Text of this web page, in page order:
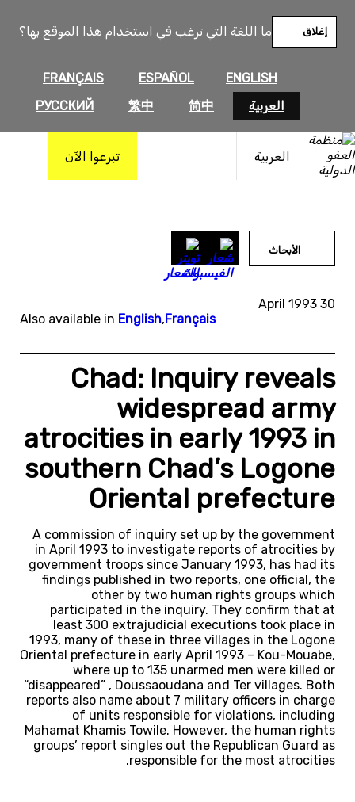
ما اللغة التي ترغب في استخدام هذا الموقع بها؟
ENGLISH
ESPAÑOL
FRANÇAIS
العربية
简中
繁中
РУССКИЙ
إغلاق
العربية تبرعوا الآن
المحتوى
الأبحاث
30 April 1993
Also available in English,Français
Chad: Inquiry reveals
widespread army
atrocities in early 1993 in
southern Chad’s Logone
Oriental prefecture
A commission of inquiry set up by the government
in April 1993 to investigate reports of atrocities by
government troops since January 1993, has had its
findings published in two reports, one official, the
other by two human rights groups which
participated in the inquiry. They confirm that at
least 300 extrajudicial executions took place in
1993, many of these in three villages in the Logone
Oriental prefecture in early April 1993 – Kou-Mouabe,
where up to 135 unarmed men were killed or
“disappeared” , Doussaoudana and Ter villages. Both
reports also name about 7 military officers in charge
of units responsible for violations, including
Mahamat Khamis Towile. However, the human rights
groups’ report singles out the Republican Guard as
responsible for the most atrocities.